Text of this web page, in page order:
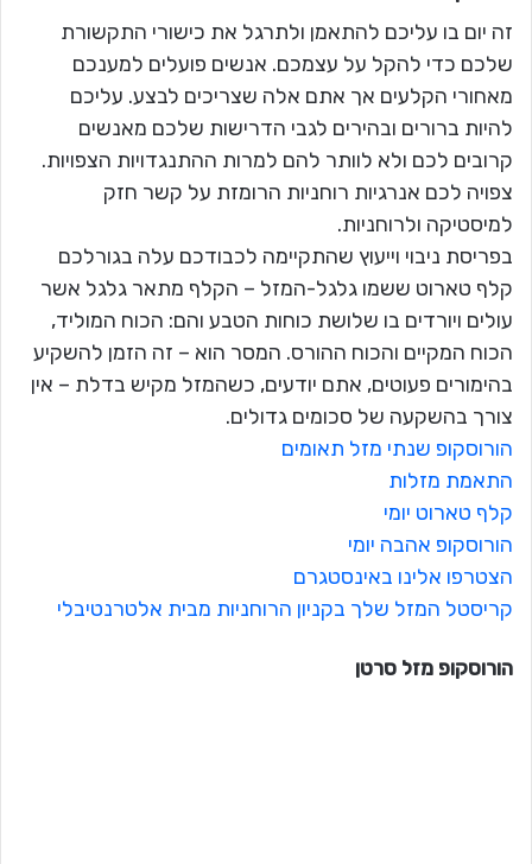
זה יום בו עליכם להתאמן ולתרגל את כישורי התקשורת
שלכם כדי להקל על עצמכם. אנשים פועלים למענכם
מאחורי הקלעים אך אתם אלה שצריכים לבצע. עליכם
להיות ברורים ובהירים לגבי הדרישות שלכם מאנשים
קרובים לכם ולא לוותר להם למרות ההתנגדויות הצפויות.
צפויה לכם אנרגיות רוחניות הרומזת על קשר חזק
למיסטיקה ולרוחניות.
בפריסת ניבוי וייעוץ שהתקיימה לכבודכם עלה בגורלכם
קלף טארוט ששמו גלגל-המזל – הקלף מתאר גלגל אשר
עולים ויורדים בו שלושת כוחות הטבע והם: הכוח המוליד,
הכוח המקיים והכוח ההורס. המסר הוא – זה הזמן להשקיע
בהימורים פעוטים, אתם יודעים, כשהמזל מקיש בדלת – אין
צורך בהשקעה של סכומים גדולים.
הורוסקופ שנתי מזל תאומים
התאמת מזלות
קלף טארוט יומי
הורוסקופ אהבה יומי
הצטרפו אלינו באינסטגרם
קריסטל המזל שלך בקניון הרוחניות מבית אלטרנטיבלי
הורוסקופ מזל סרטן